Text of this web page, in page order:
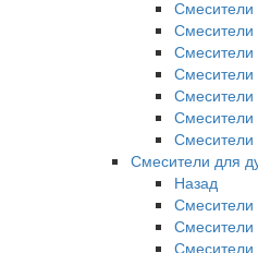
Смесители
Смесители
Смесители для
Назад